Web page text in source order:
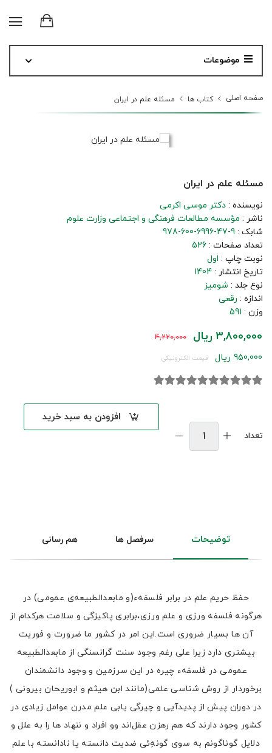
موضوعات
صفحه اصلی کتاب ها مسئله علم در ایران
مسئله علم در ایران
نویسنده : دکتر موسی اکرمی
ناشر : مؤسسه مطالعات فرهنگی و اجتماعی وزارت علوم
شابک : 978-600-6996-47-9
تعداد صفحات : 526
نوبت چاپ : اول
تاریخ انتشار : 1404
نوع جلد : شومیز
اندازه : رقعی
وزن : 591
3,800,000 ریال 4,220,000
950,000 ریال قیمت الکترونیکی
تعداد
افزودن به سبد خرید
توضیحات سرفصل ها هم رسانی
حفظ حریم علم در برابر فلسفهء(و مابعدالطبیعه‌ی عمومی) در
هرگونه فلسفه ورزی و علم ورزی،برابری پاکیزگی و سلامت هرکدام از
آن ها بسیار ضروری است.این امر در کشور ما ضرورت و فوریت
بیشتری دارد زیرا علی ‌رغم وجود سنت گرانسنگی از مابعدالطبیعه
عمومی در فلسفهء چیره در این سرزمین و وجود دانشمندان
برخوردار از روش شناسی علمی(مانند ابن هیثم و ابوریحان بیرونی )
در دوران پیش از پدیدآیی و چیرگی یابی علم مدرن عوامل زیادی در
کشور وجود دارند که هم رهزن عقل‌اند وو افراد و ننهاد ها را به علل و
دلایل گوناگونم به سوی گونه‌ِئی ضدیت دانسته یا نادانسته با علم